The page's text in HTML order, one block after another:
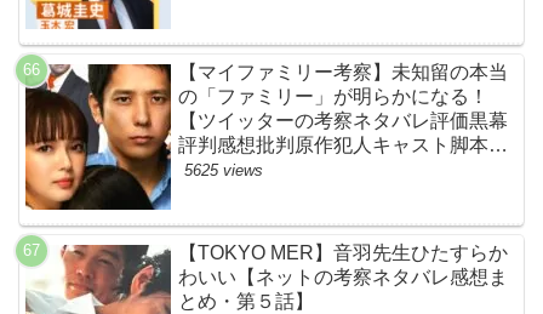
【マイファミリー考察】未知留の本当
の「ファミリー」が明らかになる！
【ツイッターの考察ネタバレ評価黒幕
評判感想批判原作犯人キャスト脚本あ
らすじ伏線まとめ】
5625 views
【TOKYO MER】音羽先生ひたすらか
わいい【ネットの考察ネタバレ感想ま
とめ・第５話】